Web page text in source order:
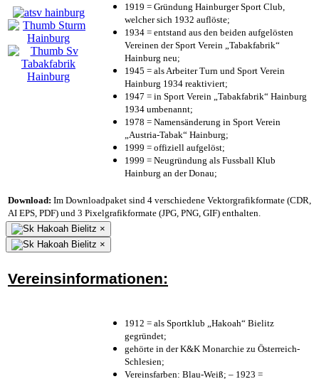
1919 = Gründung Hainburger Sport Club,
welcher sich 1932 auflöste;
1934 = entstand aus den beiden aufgelösten
Vereinen der Sport Verein „Tabakfabrik“
Hainburg neu;
1945 = als Arbeiter Turn und Sport Verein
Hainburg 1934 reaktiviert;
1947 = in Sport Verein „Tabakfabrik“ Hainburg
1934 umbenannt;
1978 = Namensänderung in Sport Verein
„Austria-Tabak“ Hainburg;
1999 = offiziell aufgelöst;
1999 = Neugründung als Fussball Klub
Hainburg an der Donau;
Download: Im Downloadpaket sind 4 verschiedene Vektorgrafikformate (CDR,
AI EPS, PDF) und 3 Pixelgrafikformate (JPG, PNG, GIF) enthalten.
×
×
Vereinsinformationen:
1912 = als Sportklub „Hakoah“ Bielitz
gegründet;
gehörte in der K&K Monarchie zu Österreich-
Schlesien;
Vereinsfarben: Blau-Weiß; – 1923 =